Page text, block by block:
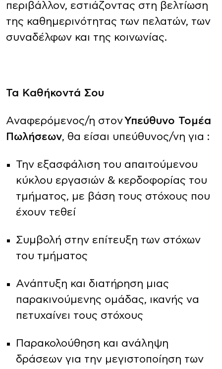
περιβάλλον, εστιάζοντας στη βελτίωση
της καθημερινότητας των πελατών, των
συναδέλφων και της κοινωνίας.
Τα Καθήκοντά Σου
Αναφερόμενος/η στονΥπεύθυνο Τομέα
Πωλήσεων, θα είσαι υπεύθυνος/νη για :
Την εξασφάλιση του απαιτούμενου
κύκλου εργασιών & κερδοφορίας του
τμήματος, με βάση τους στόχους που
έχουν τεθεί
Συμβολή στην επίτευξη των στόχων
του τμήματος
Ανάπτυξη και διατήρηση μιας
παρακινούμενης ομάδας, ικανής να
πετυχαίνει τους στόχους
Παρακολούθηση και ανάληψη
δράσεων για την μεγιστοποίηση των